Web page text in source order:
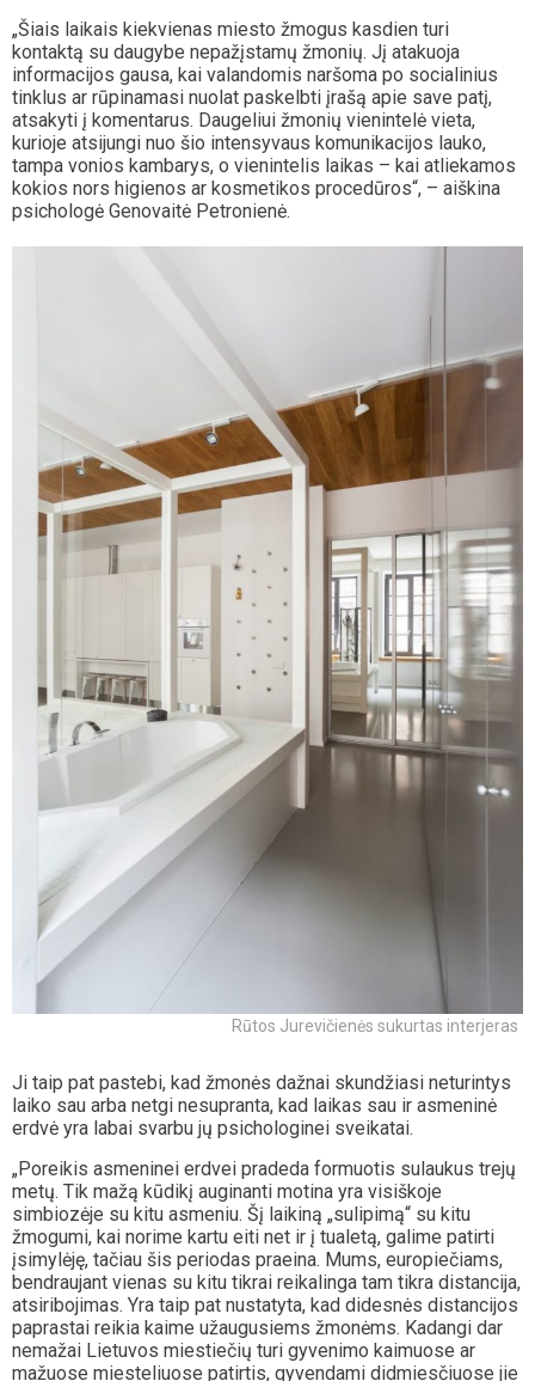
„Šiais laikais kiekvienas miesto žmogus kasdien turi
kontaktą su daugybe nepažįstamų žmonių. Jį atakuoja
informacijos gausa, kai valandomis naršoma po socialinius
tinklus ar rūpinamasi nuolat paskelbti įrašą apie save patį,
atsakyti į komentarus. Daugeliui žmonių vienintelė vieta,
kurioje atsijungi nuo šio intensyvaus komunikacijos lauko,
tampa vonios kambarys, o vienintelis laikas – kai atliekamos
kokios nors higienos ar kosmetikos procedūros“, – aiškina
psichologė Genovaitė Petronienė.
Rūtos Jurevičienės sukurtas interjeras
Ji taip pat pastebi, kad žmonės dažnai skundžiasi neturintys
laiko sau arba netgi nesupranta, kad laikas sau ir asmeninė
erdvė yra labai svarbu jų psichologinei sveikatai.
„Poreikis asmeninei erdvei pradeda formuotis sulaukus trejų
metų. Tik mažą kūdikį auginanti motina yra visiškoje
simbiozėje su kitu asmeniu. Šį laikiną „sulipimą“ su kitu
žmogumi, kai norime kartu eiti net ir į tualetą, galime patirti
įsimylėję, tačiau šis periodas praeina. Mums, europiečiams,
bendraujant vienas su kitu tikrai reikalinga tam tikra distancija,
atsiribojimas. Yra taip pat nustatyta, kad didesnės distancijos
paprastai reikia kaime užaugusiems žmonėms. Kadangi dar
nemažai Lietuvos miestiečių turi gyvenimo kaimuose ar
mažuose miesteliuose patirtis, gyvendami didmiesčiuose jie